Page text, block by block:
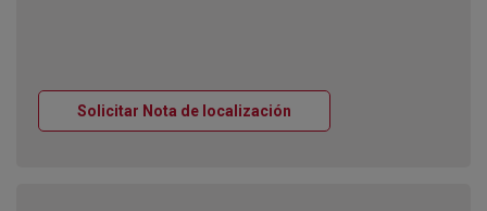
Solicitar Nota de localización